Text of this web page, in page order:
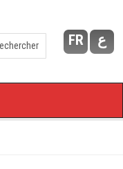
FR ع